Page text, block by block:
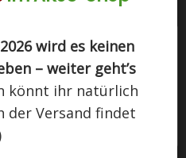
Indem Sie auf
stimmen Sie der Nutzung
wird es keinen
– weiter geht’s
könnt ihr natürlich
der Versand findet